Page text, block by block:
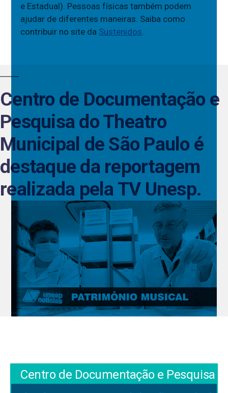
e Estadual). Pessoas físicas também podem
ajudar de diferentes maneiras. Saiba como
contribuir no site da Sustenidos
Centro de Documentação e
Pesquisa do Theatro
Municipal de São Paulo é
destaque da reportagem
realizada pela TV Unesp.
Centro de Documentação e Pesquisa